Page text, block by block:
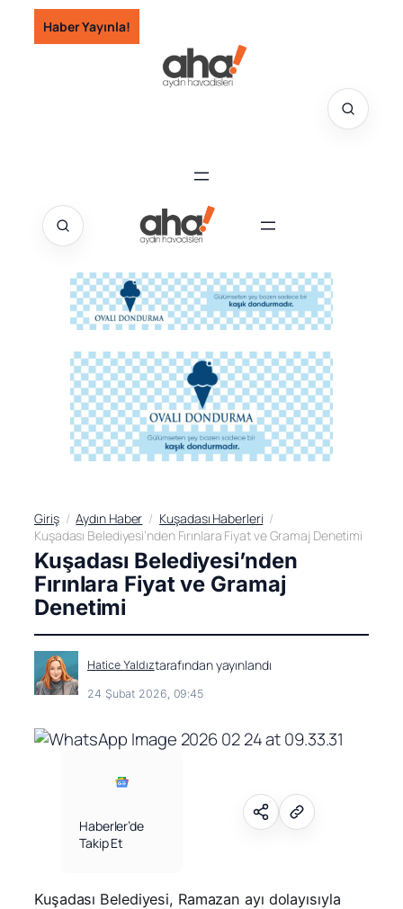
İçeriğe
geç
Haber Yayınla!
Giriş Aydın Haber
Kuşadası Haberleri
Kuşadası Belediyesi’nden Fırınlara Fiyat ve Gramaj Denetimi
Kuşadası Belediyesi’nden
Fırınlara Fiyat ve Gramaj
Denetimi
Hatice Yaldıztarafından yayınlandı
24 Şubat 2026, 09:45
Haberler’de
Takip Et
Kuşadası Belediyesi, Ramazan ayı dolayısıyla